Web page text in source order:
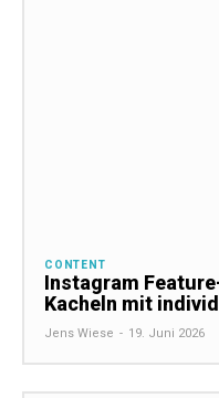
CONTENT
Instagram
Kacheln mit
Jens Wiese - 19. Juni 2026